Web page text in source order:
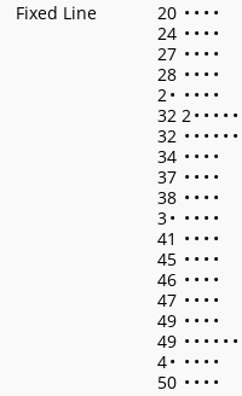
Fixed Line
20 • • • •
24 • • • •
27 • • • •
28 • • • •
2• • • • •
32 2• • • • •
32 • • • • • •
34 • • • •
37 • • • •
38 • • • •
3• • • • •
41 • • • •
45 • • • •
46 • • • •
47 • • • •
49 • • • •
49 • • • • • •
4• • • • •
50 • • • •